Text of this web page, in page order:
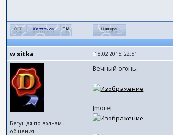
wisitka 8.02.2015, 22:51
Бегущая по волнам...
общения
Вечный огонь.
[more]